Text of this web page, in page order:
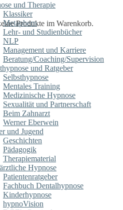
Produkte im Warenkorb.
und Therapie
Klassiker
Metaphern
Lehr- und Studienbücher
NLP
Management und Karriere
Beratung/Coaching/Supervision
und Ratgeber
Selbsthypnose
Mentales Training
Medizinische Hypnose
Sexualität und Partnerschaft
Beim Zahnarzt
Werner Eberwein
und Jugend
Geschichten
Pädagogik
Therapiematerial
Hypnose
Patientenratgeber
Fachbuch Dentalhypnose
Kinderhypnose
hypnoVision